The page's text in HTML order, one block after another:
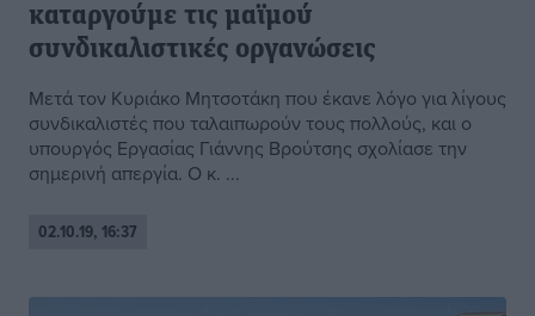
καταργούμε τις μαϊμού
συνδικαλιστικές οργανώσεις
Μετά τον Κυριάκο Μητσοτάκη που έκανε λόγο για λίγους
συνδικαλιστές που ταλαιπωρούν τους πολλούς, και ο
υπουργός Εργασίας Γιάννης Βρούτσης σχολίασε την
σημερινή απεργία. Ο κ. ...
02.10.19, 16:37